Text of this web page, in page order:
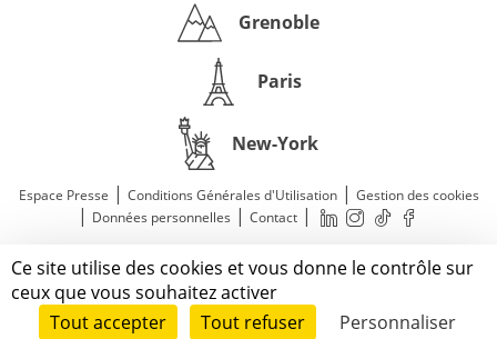
Ce site utilise des cookies et vous donne le contrôle sur
ceux que vous souhaitez activer
Tout accepter
Tout refuser Personnaliser
Grenoble
Paris
New-York
Espace Presse | Conditions Générales d'Utilisation| Gestion des cookies
| Données personnelles| Contact|
Mentions légales